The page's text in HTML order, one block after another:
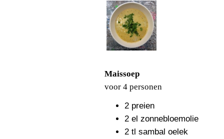
Maissoep
voor 4 personen
2 preien
2 el zonnebloemolie
2 tl sambal oelek